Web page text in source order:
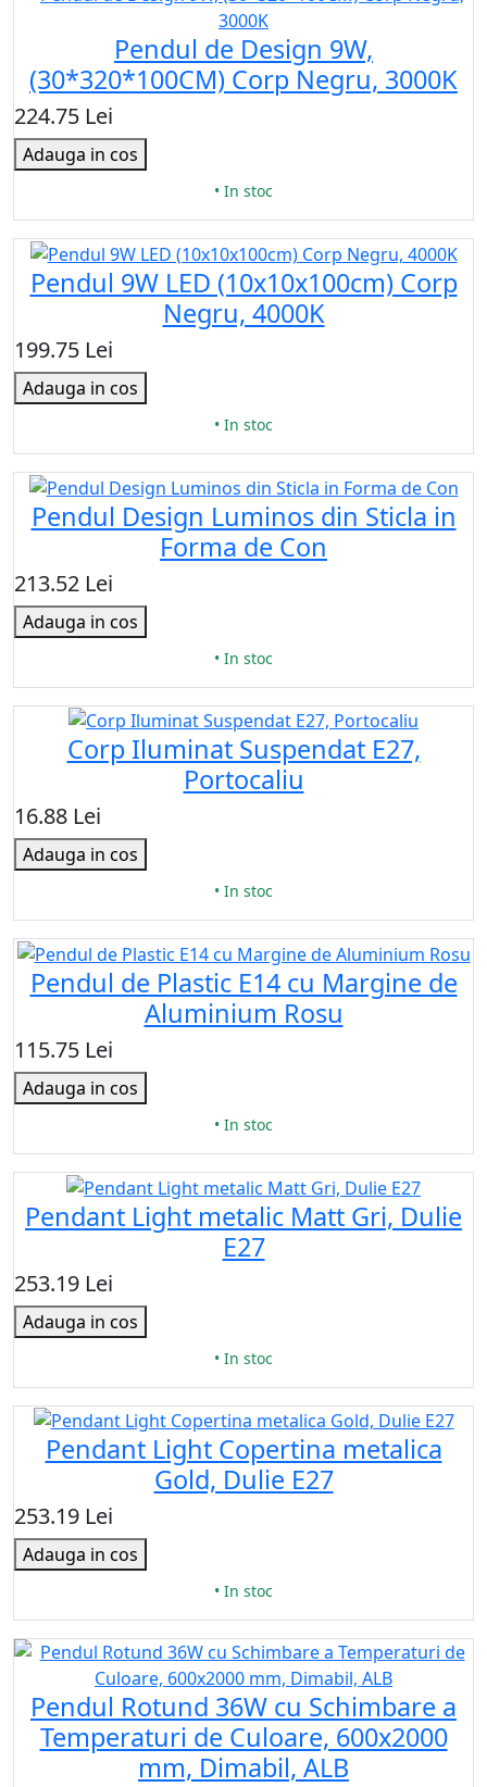
Pendul de Design 9W,
(30*320*100CM) Corp Negru, 3000K
224.75 Lei
Adauga in cos
• In stoc
Pendul 9W LED (10x10x100cm) Corp
Negru, 4000K
199.75 Lei
Adauga in cos
• In stoc
Pendul Design Luminos din Sticla in
Forma de Con
213.52 Lei
Adauga in cos
• In stoc
Corp Iluminat Suspendat E27,
Portocaliu
16.88 Lei
Adauga in cos
• In stoc
Pendul de Plastic E14 cu Margine de
Aluminium Rosu
115.75 Lei
Adauga in cos
• In stoc
Pendant Light metalic Matt Gri, Dulie
E27
253.19 Lei
Adauga in cos
• In stoc
Pendant Light Copertina metalica
Gold, Dulie E27
253.19 Lei
Adauga in cos
• In stoc
Pendul Rotund 36W cu Schimbare a
Temperaturi de Culoare, 600x2000
mm, Dimabil, ALB